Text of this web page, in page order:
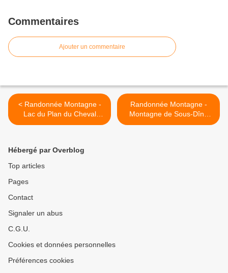
Commentaires
Ajouter un commentaire
< Randonnée Montagne -
Lac du Plan du Cheval
(2512m) - Alpes Grées
Randonnée Montagne -
Montagne de Sous-Dîne
(2004m) - Massif des
Hébergé par Overblog
Top articles
Pages
Contact
Signaler un abus
C.G.U.
Cookies et données personnelles
Préférences cookies